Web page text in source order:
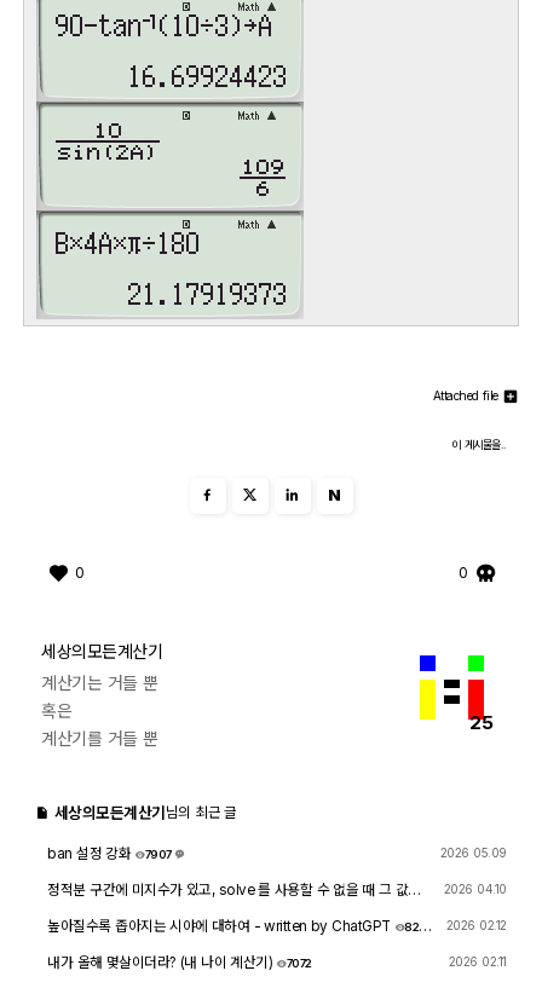
Attached file
이 게시물을..
N
0 0
25
세상의모든계산기
계산기는 거들 뿐
혹은
계산기를 거들 뿐
세상의모든계산기 님의 최근 글
ban 설정 강화
7907
2026 05.09
정적분 구간에 미지수가 있고, solve 를 사용할 수 없을 때 그 값을
2026 04.10
높아질수록 좁아지는 시야에 대하여 - written by ChatGPT
828
2026 02.12
내가 올해 몇살이더라? (내 나이 계산기) 7072 2026 02.11